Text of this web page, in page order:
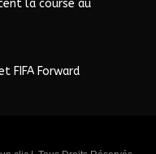
la course au
FIFA Forward